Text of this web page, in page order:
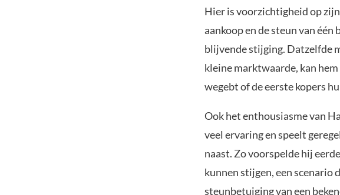
Hier is voorzichtigheid op
aankoop en de steun van één
blijvende stijging. Datzelfde
kleine marktwaarde, kan
wegebt of de eerste kopers
Ook het enthousiasme van
veel ervaring en speelt
naast. Zo voorspelde hij
kunnen stijgen, een
steunbetuiging van een